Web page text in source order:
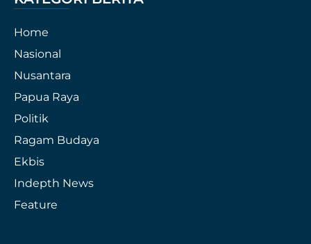
Home
Nasional
Nusantara
Papua Raya
Politik
Ragam Budaya
Ekbis
Indepth News
Feature